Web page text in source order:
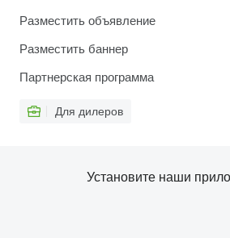
Разместить объявление
Разместить баннер
Партнерская программа
Для дилеров
Установите наши